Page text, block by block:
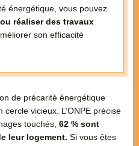
énergétique, vous pouvez
réaliser des travaux
son efficacité
de précarité énergétique
vicieux. L’ONPE précise
touchés, 62 % sont
leur logement. Si vous êtes